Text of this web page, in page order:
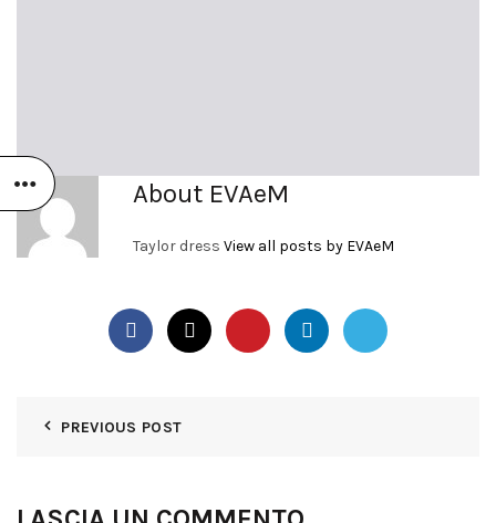
About EVAeM
Taylor dress View all posts by EVAeM
PREVIOUS POST